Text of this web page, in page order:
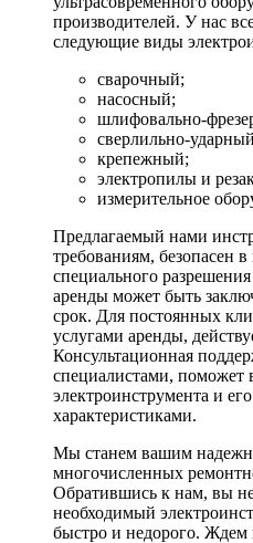
производителей. У нас
следующие виды
сварочный;
насосный;
шлифовально-
сверлильно-
крепежный;
электропилы и
измерительное
Предлагаемый нами
требованиям, безопасен
специального
аренды может быть
срок. Для постоянных
услугами аренды,
Консультационная
специалистами, поможет
электроинструмента и
характеристиками.
Мы станем вашим
многочисленных
Обратившись к нам, вы
необходимый
быстро и недорого.